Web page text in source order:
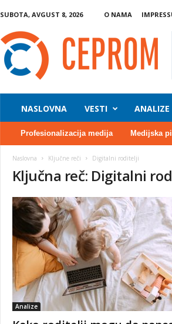
SUBOTA, AVGUST 8, 2026 O NAMA
E
R
NASLOVNA VESTI ANALIZE
Profesionalizacija medija Medijska
Naslovna Ključne reči Digitalni roditelji
Ključna reč: Digitalni
Analize